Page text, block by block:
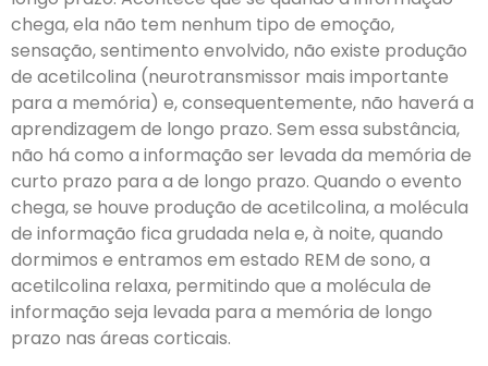
chega, ela não tem nenhum tipo de emoção,
sensação, sentimento envolvido, não existe produção
de acetilcolina (neurotransmissor mais importante
para a memória) e, consequentemente, não haverá a
aprendizagem de longo prazo. Sem essa substância,
não há como a informação ser levada da memória de
curto prazo para a de longo prazo. Quando o evento
chega, se houve produção de acetilcolina, a molécula
de informação fica grudada nela e, à noite, quando
dormimos e entramos em estado REM de sono, a
acetilcolina relaxa, permitindo que a molécula de
informação seja levada para a memória de longo
prazo nas áreas corticais.